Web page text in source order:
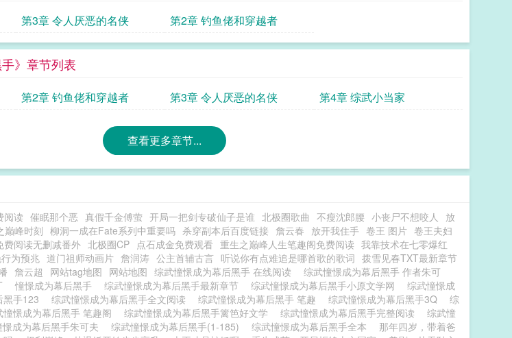
第3章 令人厌恶的名侠 第2章 钓鱼佬和穿越者
》章节列表
第2章 钓鱼佬和穿越者 第3章 令人厌恶的名侠 第4章 综武小当家
查看更多章节...
阅读 催眠那个恶 真假千金傅萤 开局一把剑专破仙子是谁 北极圈歌曲 不瘦沈郎腰 小丧尸不想咬人
放
巅峰时刻 柳洞一成在Fate系列中重要吗 杀穿副本后百度链接 詹云春 放开我住手 卷王 图片 卷王夫妇
费阅读无删减番外 北极圈CP 点石成金免费观看 重生之巅峰人生笔趣阁免费阅读 我靠技术在七零爆红
为预兆 道门祖师动画片 詹润涛 公主首辅古言 听说你有点难追是哪首歌的歌词 拨雪见春TXT最新章节
詹云超 网站tag地图 网站地图 综武憧憬成为幕后黑手 在线阅读
综武憧憬成为幕后黑手 作者朱可
憧憬成为幕后黑手 综武憧憬成为幕后黑手最新章节 综武憧憬成为幕后黑手小原文学网
综武憧憬成
黑手123 综武憧憬成为幕后黑手全文阅读 综武憧憬成为幕后黑手 笔趣 综武憧憬成为幕后黑手3Q
综
憧憬成为幕后黑手 笔趣阁 综武憧憬成为幕后黑手篱笆好文学 综武憧憬成为幕后黑手完整阅读
综武憧
成为幕后黑手朱可夫 综武憧憬成为幕后黑手(1-185) 综武憧憬成为幕后黑手全本
那年四岁，带着爸